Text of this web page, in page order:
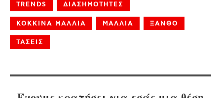
TRENDS ΔΙΑΣΗΜΟΤΗΤΕΣ
ΚΟΚΚΙΝΑ ΜΑΛΛΙΑ ΜΑΛΛΙΑ ΞΑΝΘΟ
ΤΑΣΕΙΣ